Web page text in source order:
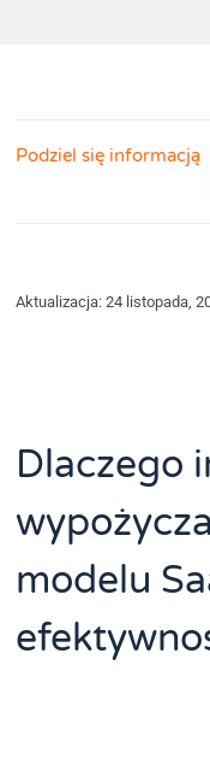
Podziel się informacją
Aktualizacja: 24 listopada,
Dlaczego
modelu